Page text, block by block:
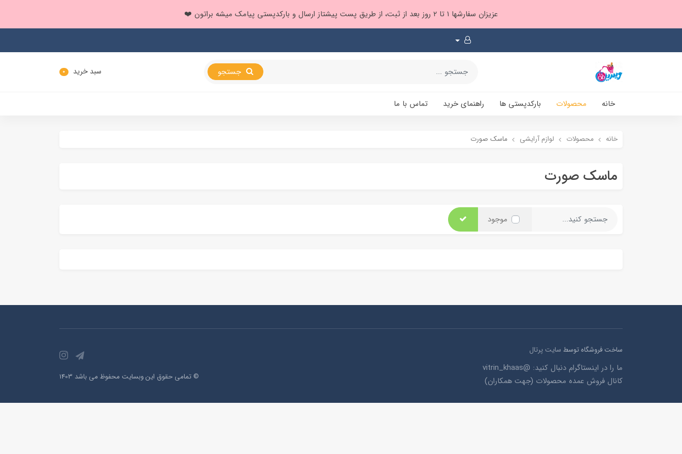
عزیزان سفارشها ۱ تا ۲ روز بعد از ثبت، از طریق پست پیشتاز ارسال و بارکدپستی پیامک میشه براتون ❤️
سبد خرید 0
خانه محصولات بارکدپستی ها راهنمای خرید تماس با ما
خانه محصولات لوازم آرایشی ماسک صورت
ماسک صورت
موجود
ساخت فروشگاه توسط سایت پرتال
ما را در اینستاگرام دنبال کنید: @vitrin_khaas
کانال فروش عمده محصولات (جهت همکاران)
© تمامی حقوق این وبسایت محفوظ می باشد 1403